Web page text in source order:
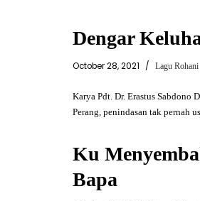
Dengar
October 28, 2021 Lagu Rohani
Karya Pdt. Dr. Erastus Sabdono
Perang, penindasan tak pernah
Ku
Bapa